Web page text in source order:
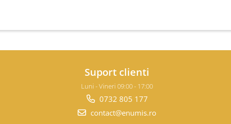
Suport clienti
Luni - Vineri 09:00 - 17:00
0732 805 177
contact@enumis.ro